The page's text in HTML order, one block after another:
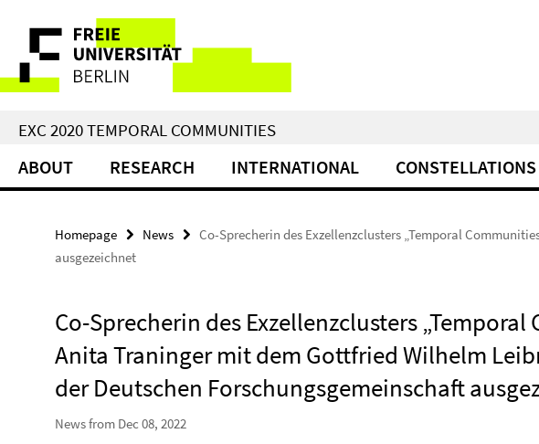
direkt
Inhalt
Service
Navigation
EXC 2020 TEMPORAL COMMUNITIES
ABOUT RESEARCH INTERNATIONAL CONSTELLATIONS
Homepage News
Co-Sprecherin des Exzellenzclusters „Temporal
ausgezeichnet
Co-Sprecherin des Exzellenzclusters
Anita Traninger mit dem Gottfried Wilhelm
der Deutschen Forschungsgemeinschaft
News from Dec 08, 2022